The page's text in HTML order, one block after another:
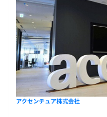
アクセンチュア株式会社